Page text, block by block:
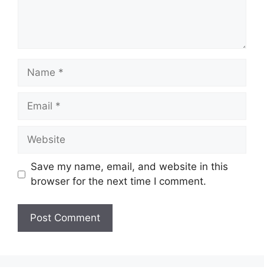
Name
Email
Website
Save my name, email, and website in this
browser for the next time I comment.